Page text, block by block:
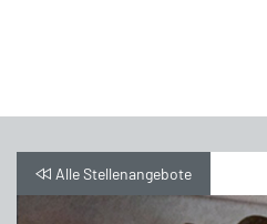
Alle Stellenangebote